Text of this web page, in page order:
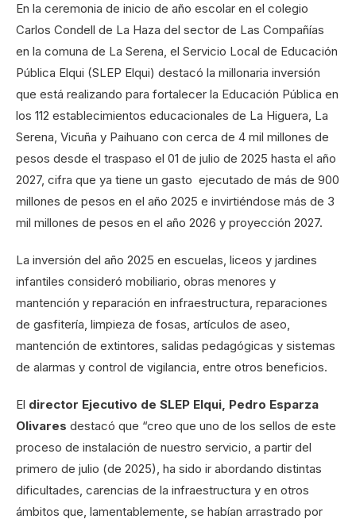
En la ceremonia de inicio de año escolar en el colegio
Carlos Condell de La Haza del sector de Las Compañías
en la comuna de La Serena, el Servicio Local de Educación
Pública Elqui (SLEP Elqui) destacó la millonaria inversión
que está realizando para fortalecer la Educación Pública en
los 112 establecimientos educacionales de La Higuera, La
Serena, Vicuña y Paihuano con cerca de 4 mil millones de
pesos desde el traspaso el 01 de julio de 2025 hasta el año
2027, cifra que ya tiene un gasto ejecutado de más de 900
millones de pesos en el año 2025 e invirtiéndose más de 3
mil millones de pesos en el año 2026 y proyección 2027.
La inversión del año 2025 en escuelas, liceos y jardines
infantiles consideró mobiliario, obras menores y
mantención y reparación en infraestructura, reparaciones
de gasfitería, limpieza de fosas, artículos de aseo,
mantención de extintores, salidas pedagógicas y sistemas
de alarmas y control de vigilancia, entre otros beneficios.
El director Ejecutivo de SLEP Elqui, Pedro Esparza
Olivares destacó que “creo que uno de los sellos de este
proceso de instalación de nuestro servicio, a partir del
primero de julio (de 2025), ha sido ir abordando distintas
dificultades, carencias de la infraestructura y en otros
ámbitos que, lamentablemente, se habían arrastrado por